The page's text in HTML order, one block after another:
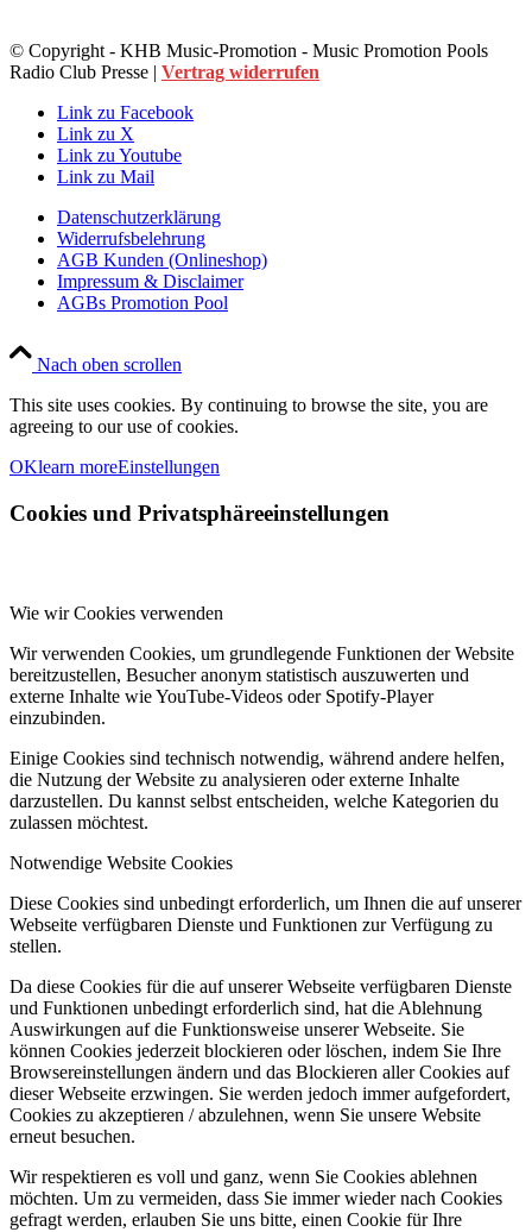
© Copyright - KHB Music-Promotion - Music Promotion Pools
Radio Club Presse | Vertrag widerrufen
Link zu Facebook
Link zu X
Link zu Youtube
Link zu Mail
Datenschutzerklärung
Widerrufsbelehrung
AGB Kunden (Onlineshop)
Impressum & Disclaimer
AGBs Promotion Pool
Nach oben scrollen
This site uses cookies. By continuing to browse the site, you are
agreeing to our use of cookies.
OKlearn moreEinstellungen
Cookies und Privatsphäreeinstellungen
Wie wir Cookies verwenden
Wir verwenden Cookies, um grundlegende Funktionen der Website
bereitzustellen, Besucher anonym statistisch auszuwerten und
externe Inhalte wie YouTube-Videos oder Spotify-Player
einzubinden.
Einige Cookies sind technisch notwendig, während andere helfen,
die Nutzung der Website zu analysieren oder externe Inhalte
darzustellen. Du kannst selbst entscheiden, welche Kategorien du
zulassen möchtest.
Notwendige Website Cookies
Diese Cookies sind unbedingt erforderlich, um Ihnen die auf unserer
Webseite verfügbaren Dienste und Funktionen zur Verfügung zu
stellen.
Da diese Cookies für die auf unserer Webseite verfügbaren Dienste
und Funktionen unbedingt erforderlich sind, hat die Ablehnung
Auswirkungen auf die Funktionsweise unserer Webseite. Sie
können Cookies jederzeit blockieren oder löschen, indem Sie Ihre
Browsereinstellungen ändern und das Blockieren aller Cookies auf
dieser Webseite erzwingen. Sie werden jedoch immer aufgefordert,
Cookies zu akzeptieren / abzulehnen, wenn Sie unsere Website
erneut besuchen.
Wir respektieren es voll und ganz, wenn Sie Cookies ablehnen
möchten. Um zu vermeiden, dass Sie immer wieder nach Cookies
gefragt werden, erlauben Sie uns bitte, einen Cookie für Ihre